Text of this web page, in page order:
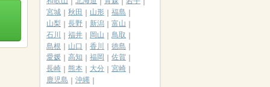
宮城
秋田 山形
福島
山梨
長野 新潟
富山
石川
福井 岡山
鳥取
島根
山口 香川
徳島
愛媛
高知 福岡
佐賀
長崎
熊本 大分
宮崎
鹿児島
沖縄